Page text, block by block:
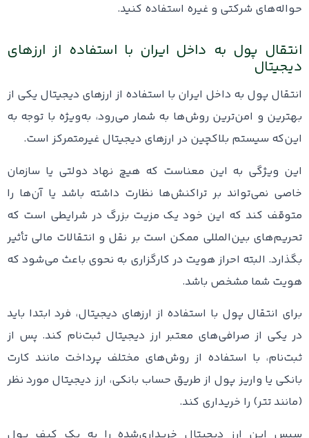
حواله‌های شرکتی و غیره استفاده کنید.
انتقال پول به داخل ایران با استفاده از ارزهای
دیجیتال
انتقال پول به داخل ایران با استفاده از ارزهای دیجیتال یکی از
بهترین و امن‌ترین روش‌ها به شمار می‌رود، به‌ویژه با توجه به
این‌که سیستم بلاکچین در ارزهای دیجیتال غیرمتمرکز است.
این ویژگی به این معناست که هیچ نهاد دولتی یا سازمان
خاصی نمی‌تواند بر تراکنش‌ها نظارت داشته باشد یا آن‌ها را
متوقف کند که این خود یک مزیت بزرگ در شرایطی است که
تحریم‌های بین‌المللی ممکن است بر نقل و انتقالات مالی تأثیر
بگذارد. البته احراز هویت در کارگزاری به نحوی باعث می‌شود که
هویت شما مشخص باشد.
برای انتقال پول با استفاده از ارزهای دیجیتال، فرد ابتدا باید
در یکی از صرافی‌های معتبر ارز دیجیتال ثبت‌نام کند. پس از
ثبت‌نام، با استفاده از روش‌های مختلف پرداخت مانند کارت
بانکی یا واریز پول از طریق حساب بانکی، ارز دیجیتال مورد نظر
(مانند تتر) را خریداری کند.